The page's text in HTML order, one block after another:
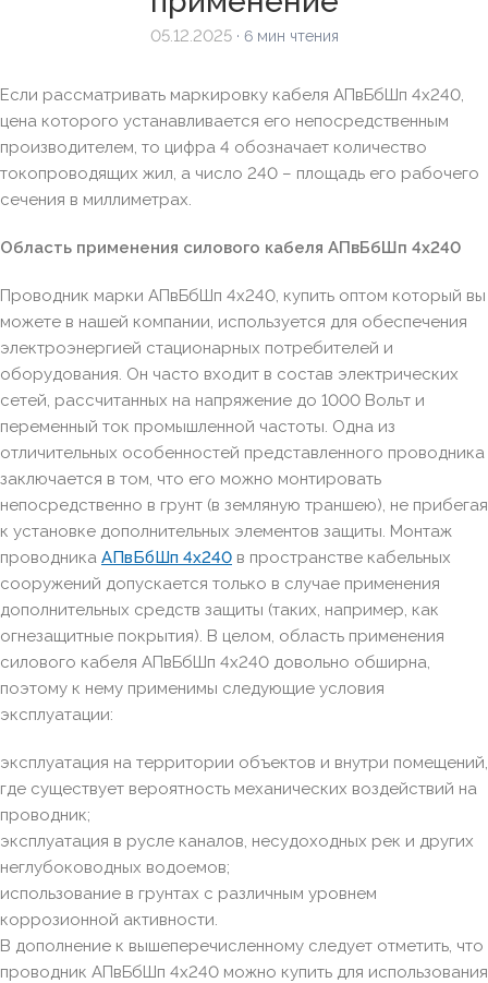
05.12.2025· 6 мин чтения
Если рассматривать маркировку кабеля АПвБбШп 4х240,
цена которого устанавливается его непосредственным
производителем, то цифра 4 обозначает количество
токопроводящих жил, а число 240 – площадь его рабочего
сечения в миллиметрах.
Область применения силового кабеля АПвБбШп 4х240
Проводник марки АПвБбШп 4х240, купить оптом который вы
можете в нашей компании, используется для обеспечения
электроэнергией стационарных потребителей и
оборудования. Он часто входит в состав электрических
сетей, рассчитанных на напряжение до 1000 Вольт и
переменный ток промышленной частоты. Одна из
отличительных особенностей представленного проводника
заключается в том, что его можно монтировать
непосредственно в грунт (в земляную траншею), не прибегая
к установке дополнительных элементов защиты. Монтаж
проводника АПвБбШп 4х240 в пространстве кабельных
сооружений допускается только в случае применения
дополнительных средств защиты (таких, например, как
огнезащитные покрытия). В целом, область применения
силового кабеля АПвБбШп 4х240 довольно обширна,
поэтому к нему применимы следующие условия
эксплуатации:
эксплуатация на территории объектов и внутри помещений,
где существует вероятность механических воздействий на
проводник;
эксплуатация в русле каналов, несудоходных рек и других
неглубоководных водоемов;
использование в грунтах с различным уровнем
коррозионной активности.
В дополнение к вышеперечисленному следует отметить, что
проводник АПвБбШп 4х240 можно купить для использования